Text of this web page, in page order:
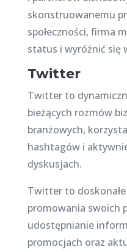
skonstruowanemu
społeczności, firma
status i wyróżnić się
Twitter
Twitter to
bieżących rozmów
branżowych,
hashtagów i
dyskusjach.
Twitter to
promowania swoich
udostępnianie
promocjach oraz